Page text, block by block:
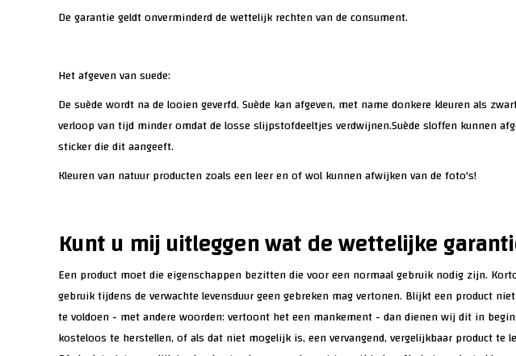
De garantie geldt onverminderd de wettelijk rechten van de consument.
Het afgeven van suede:
De suède wordt na de looien geverfd. Suède kan afgeven, met name donkere kleuren als
verloop van tijd minder omdat de losse slijpstofdeeltjes verdwijnen.Suède sloffen kunnen
sticker die dit aangeeft.
Kleuren van natuur producten zoals een leer en of wol kunnen afwijken van de foto's!
Kunt u mij uitleggen wat de wettelijke
Een product moet die eigenschappen bezitten die voor een normaal gebruik nodig zijn.
gebruik tijdens de verwachte levensduur geen gebreken mag vertonen. Blijkt een product
te voldoen - met andere woorden: vertoont het een mankement - dan dienen wij dit in
kosteloos te herstellen, of als dat niet mogelijk is, een vervangend, vergelijkbaar product te